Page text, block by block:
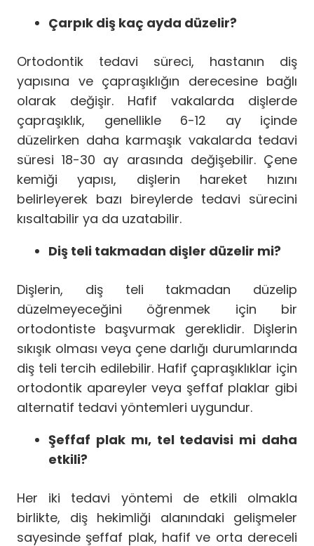
Çarpık diş kaç ayda düzelir?
Ortodontik tedavi süreci, hastanın diş
yapısına ve çapraşıklığın derecesine bağlı
olarak değişir. Hafif vakalarda dişlerde
çapraşıklık, genellikle 6-12 ay içinde
düzelirken daha karmaşık vakalarda tedavi
süresi 18-30 ay arasında değişebilir. Çene
kemiği yapısı, dişlerin hareket hızını
belirleyerek bazı bireylerde tedavi sürecini
kısaltabilir ya da uzatabilir.
Diş teli takmadan dişler düzelir mi?
Dişlerin, diş teli takmadan düzelip
düzelmeyeceğini öğrenmek için bir
ortodontiste başvurmak gereklidir. Dişlerin
sıkışık olması veya çene darlığı durumlarında
diş teli tercih edilebilir. Hafif çapraşıklıklar için
ortodontik apareyler veya şeffaf plaklar gibi
alternatif tedavi yöntemleri uygundur.
Şeffaf plak mı, tel tedavisi mi daha
etkili?
Her iki tedavi yöntemi de etkili olmakla
birlikte, diş hekimliği alanındaki gelişmeler
sayesinde şeffaf plak, hafif ve orta dereceli